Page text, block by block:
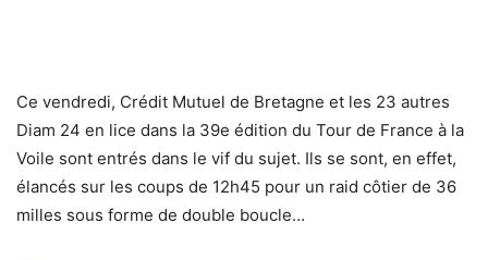
Ce vendredi, Crédit Mutuel de Bretagne et les 23 autres
Diam 24 en lice dans la 39e édition du Tour de France à la
Voile sont entrés dans le vif du sujet. Ils se sont, en effet,
élancés sur les coups de 12h45 pour un raid côtier de 36
milles sous forme de double boucle…